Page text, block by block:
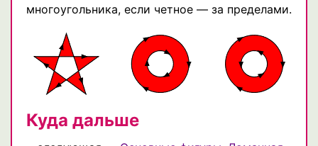
многоугольника, если четное — за пределами.
Куда дальше